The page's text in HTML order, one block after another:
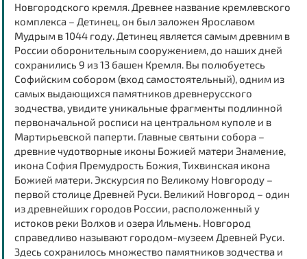
Новгородского кремля. Древнее название кремлевского
комплекса – Детинец, он был заложен Ярославом
Мудрым в 1044 году. Детинец является самым древним в
России оборонительным сооружением, до наших дней
сохранились 9 из 13 башен Кремля. Вы полюбуетесь
Софийским собором (вход самостоятельный), одним из
самых выдающихся памятников древнерусского
зодчества, увидите уникальные фрагменты подлинной
первоначальной росписи на центральном куполе и в
Мартирьевской паперти. Главные святыни собора –
древние чудотворные иконы Божией матери Знамение,
икона София Премудрость Божия, Тихвинская икона
Божией матери. Экскурсия по Великому Новгороду –
первой столице Древней Руси. Великий Новгород – один
из древнейших городов России, расположенный у
истоков реки Волхов и озера Ильмень. Новгород
справедливо называют городом-музеем Древней Руси.
Здесь сохранилось множество памятников зодчества и